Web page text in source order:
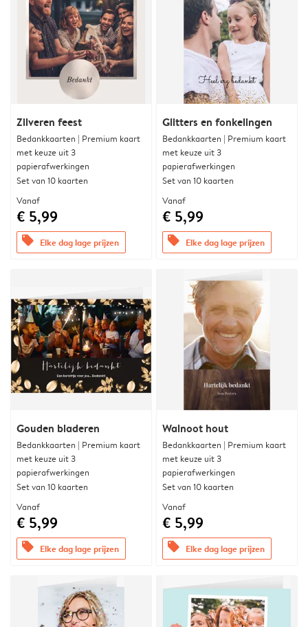
Zilveren feest
Bedankkaarten | Premium kaart
met keuze uit 3
papierafwerkingen
Set van 10 kaarten
Vanaf
€ 5,99
offers Elke dag lage prijzen
Glitters en fonkelingen
Bedankkaarten | Premium kaart
met keuze uit 3
papierafwerkingen
Set van 10 kaarten
Vanaf
€ 5,99
offers Elke dag lage prijzen
Gouden bladeren
Bedankkaarten | Premium kaart
met keuze uit 3
papierafwerkingen
Set van 10 kaarten
Vanaf
€ 5,99
offers Elke dag lage prijzen
Walnoot hout
Bedankkaarten | Premium kaart
met keuze uit 3
papierafwerkingen
Set van 10 kaarten
Vanaf
€ 5,99
offers Elke dag lage prijzen